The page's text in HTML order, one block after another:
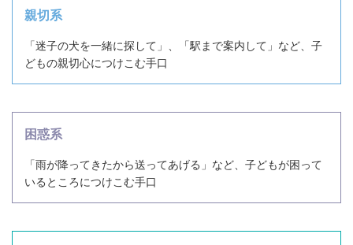
親切系
「迷子の犬を一緒に探して」、「駅まで案内して」など、子
どもの親切心につけこむ手口
困惑系
「雨が降ってきたから送ってあげる」など、子どもが困って
いるところにつけこむ手口